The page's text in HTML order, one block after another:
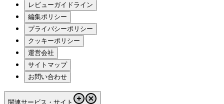
レビューガイドライン
編集ポリシー
プライバシーポリシー
クッキーポリシー
運営会社
サイトマップ
お問い合わせ
関連サービス・サイト